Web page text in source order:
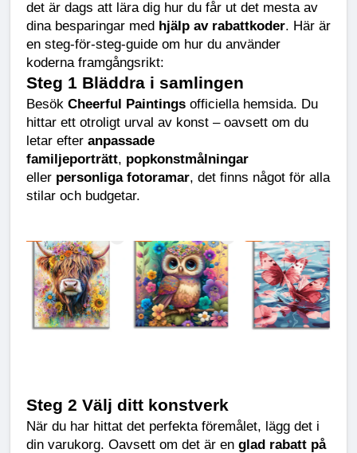
det är dags att lära dig hur du får ut det mesta av
dina besparingar med hjälp av rabattkoder. Här är
en steg-för-steg-guide om hur du använder
koderna framgångsrikt:
Steg 1 Bläddra i samlingen
Besök Cheerful Paintings officiella hemsida. Du
hittar ett otroligt urval av konst – oavsett om du
letar efter anpassade
familjeporträtt, popkonstmålningar
eller personliga fotoramar, det finns något för alla
stilar och budgetar.
Steg 2 Välj ditt konstverk
När du har hittat det perfekta föremålet, lägg det i
din varukorg. Oavsett om det är en glad rabatt på